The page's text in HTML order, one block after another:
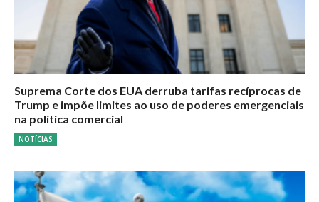
Suprema Corte dos EUA derruba tarifas recíprocas de
Trump e impõe limites ao uso de poderes emergenciais
na política comercial
NOTÍCIAS